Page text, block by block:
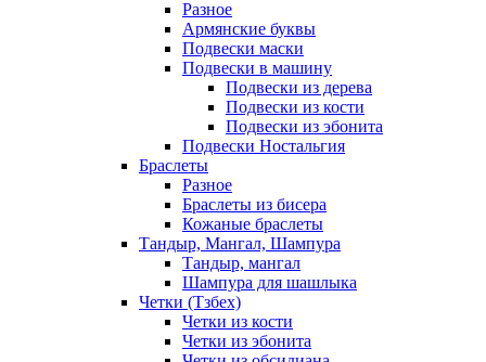
Разное
Армянские буквы
Подвески маски
Подвески в машину
Подвески из дерева
Подвески из кости
Подвески из эбонита
Подвески Ностальгия
Браслеты
Разное
Браслеты из бисера
Кожаные браслеты
Тандыр, Мангал, Шампура
Тандыр, мангал
Шампура для шашлыка
Четки (Тзбех)
Четки из кости
Четки из эбонита